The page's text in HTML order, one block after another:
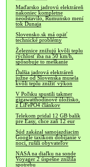
Maďarsko jadrovú elektráreň
nakoniec kompletne
neodstavilo, Rumunsko mení
tok Dunaja
Slovensko.sk má opäť
technické problémy
Železnice znižujú kvôli teplu
rýchlosť iba na 50 km/h,
spôsobuje to meškanie
Ďalšia jadrová elektráreň
južne od Slovenska musela
kvôli teplu znížiť výkon
V Poľsku spustili takmer
gigawatthodinové úložisko,
z LiFePO4 článkov
Telekom pridal 12 GB balík
pre Easy, chce zaň 12 eur
Súd zakázal samojazdiacim
Google taxíkom dobíjanie v
noci, rušili obyvateľov
NASA na diaľku na sonde
Voyager 2 úspešne znížila
spotrebu